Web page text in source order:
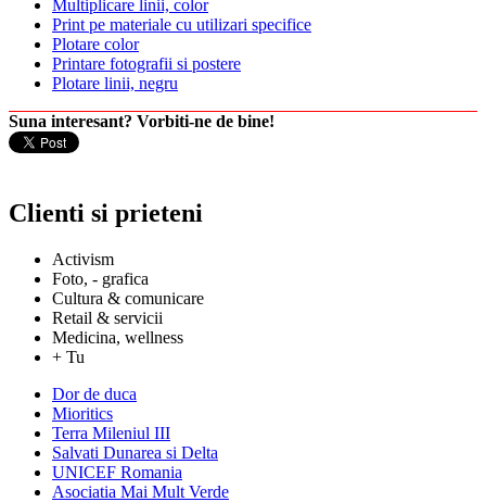
Multiplicare linii, color
Print pe materiale cu utilizari specifice
Plotare color
Printare fotografii si postere
Plotare linii, negru
Suna interesant? Vorbiti-ne de bine!
Clienti si prieteni
Activism
Foto, - grafica
Cultura & comunicare
Retail & servicii
Medicina, wellness
+ Tu
Dor de duca
Mioritics
Terra Mileniul III
Salvati Dunarea si Delta
UNICEF Romania
Asociatia Mai Mult Verde